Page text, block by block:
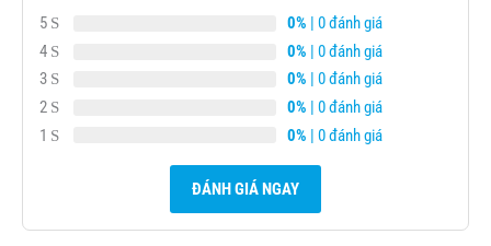
5 0% | 0 đánh giá
4
0% | 0 đánh giá
3
0% | 0 đánh giá
2
0% | 0 đánh giá
1
0% | 0 đánh giá
ĐÁNH GIÁ NGAY